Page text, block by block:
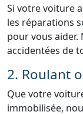
Si votre voiture
les réparations
pour vous aider.
accidentées de
2. Roulant
Que votre
immobilisée,